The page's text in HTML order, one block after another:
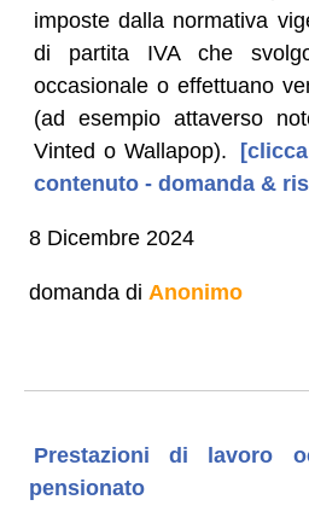
imposte dalla normativa
di partita IVA che
occasionale o effettuano
(ad esempio attaverso
Vinted o Wallapop).
contenuto - domanda &
8 Dicembre 2024
domanda di Anonimo
Prestazioni di lavoro
pensionato